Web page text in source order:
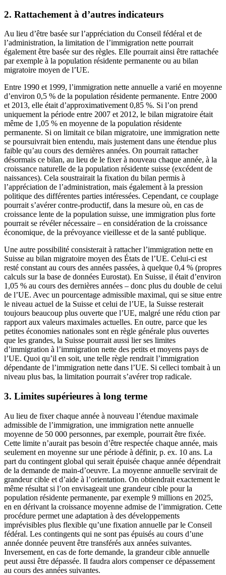
2. Rattachement à d’autres indicateurs
Au lieu d’être basée sur l’appréciation du Conseil fédéral et de
l’administration, la limitation de l’immigration nette pourrait
également être basée sur des règles. Elle pourrait ainsi être rattachée
par exemple à la population résidente permanente ou au bilan
migratoire moyen de l’UE.
Entre 1990 et 1999, l’immigration nette annuelle a varié en moyenne
d’environ 0,5 % de la population résidente permanente. Entre 2000
et 2013, elle était d’approximativement 0,85 %. Si l’on prend
uniquement la période entre 2007 et 2012, le bilan migratoire était
même de 1,05 % en moyenne de la population résidente
permanente. Si on limitait ce bilan migratoire, une immigration nette
se poursuivrait bien entendu, mais justement dans une étendue plus
faible qu’au cours des dernières années. On pourrait rattacher
désormais ce bilan, au lieu de le fixer à nouveau chaque année, à la
croissance naturelle de la population résidente suisse (excédent de
naissances). Cela soustrairait la fixation du bilan permis à
l’appréciation de l’administration, mais également à la pression
politique des différentes parties intéressées. Cependant, ce couplage
pourrait s’avérer contre-productif, dans la mesure où, en cas de
croissance lente de la population suisse, une immigration plus forte
pourrait se révéler nécessaire – en considération de la croissance
économique, de la prévoyance vieillesse et de la santé publique.
Une autre possibilité consisterait à rattacher l’immigration nette en
Suisse au bilan migratoire moyen des États de l’UE. Celui-ci est
resté constant au cours des années passées, à quelque 0,4 % (propres
calculs sur la base de données Eurostat). En Suisse, il était d’environ
1,05 % au cours des dernières années – donc plus du double de celui
de l’UE. Avec un pourcentage admissible maximal, qui se situe entre
le niveau actuel de la Suisse et celui de l’UE, la Suisse resterait
toujours beaucoup plus ouverte que l’UE, malgré une rédu ction par
rapport aux valeurs maximales actuelles. En outre, parce que les
petites économies nationales sont en règle générale plus ouvertes
que les grandes, la Suisse pourrait aussi lier ses limites
d’immigration à l’immigration nette des petits et moyens pays de
l’UE. Quoi qu’il en soit, une telle règle rendrait l’immigration
dépendante de l’immigration nette dans l’UE. Si celleci tombait à un
niveau plus bas, la limitation pourrait s’avérer trop radicale.
3. Limites supérieures à long terme
Au lieu de fixer chaque année à nouveau l’étendue maximale
admissible de l’immigration, une immigration nette annuelle
moyenne de 50 000 personnes, par exemple, pourrait être fixée.
Cette limite n’aurait pas besoin d’être respectée chaque année, mais
seulement en moyenne sur une période à définir, p. ex. 10 ans. La
part du contingent global qui serait épuisée chaque année dépendrait
de la demande de main-d’oeuvre. La moyenne annuelle servirait de
grandeur cible et d’aide à l’orientation. On obtiendrait exactement le
même résultat si l’on envisageait une grandeur cible pour la
population résidente permanente, par exemple 9 millions en 2025,
en en dérivant la croissance moyenne admise de l’immigration. Cette
procédure permet une adaptation à des développements
imprévisibles plus flexible qu’une fixation annuelle par le Conseil
fédéral. Les contingents qui ne sont pas épuisés au cours d’une
année donnée peuvent être transférés aux années suivantes.
Inversement, en cas de forte demande, la grandeur cible annuelle
peut aussi être dépassée. Il faudra alors compenser ce dépassement
au cours des années suivantes.